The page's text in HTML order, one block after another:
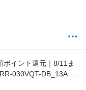
がまる グレイッシュ
[3合 /都市ガス12・
ポイント還元｜8/11ま
030VQT-DB_13A ガ
合 /都市ガス12・13A]